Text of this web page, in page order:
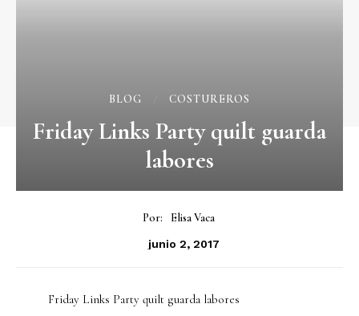
BLOG COSTUREROS
Friday Links Party quilt guarda
labores
Por: Elisa Vaca
junio 2, 2017
Friday Links Party quilt guarda labores